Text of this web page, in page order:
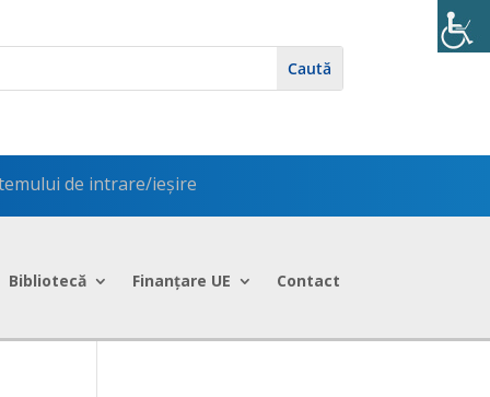
de intrare/ieșire
Bibliotecă Finanțare UE Contact